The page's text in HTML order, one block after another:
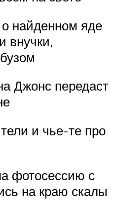
найденном яде
внучки,
Джонс передаст
и чье-те про
фотосессию с
на краю скалы